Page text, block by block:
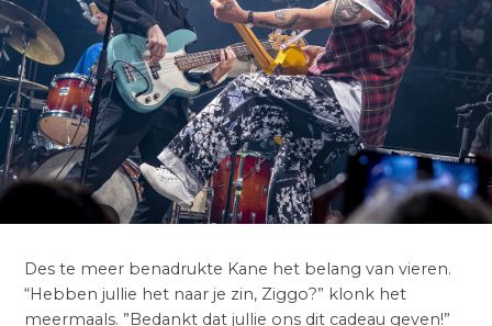
Des te meer benadrukte Kane het belang van vieren.
“Hebben jullie het naar je zin, Ziggo?” klonk het
meermaals. ”Bedankt dat jullie ons dit cadeau geven!”